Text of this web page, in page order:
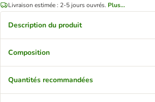
Livraison estimée : 2-5 jours ouvrés. Plus...
Description du produit
Composition
Quantités recommandées